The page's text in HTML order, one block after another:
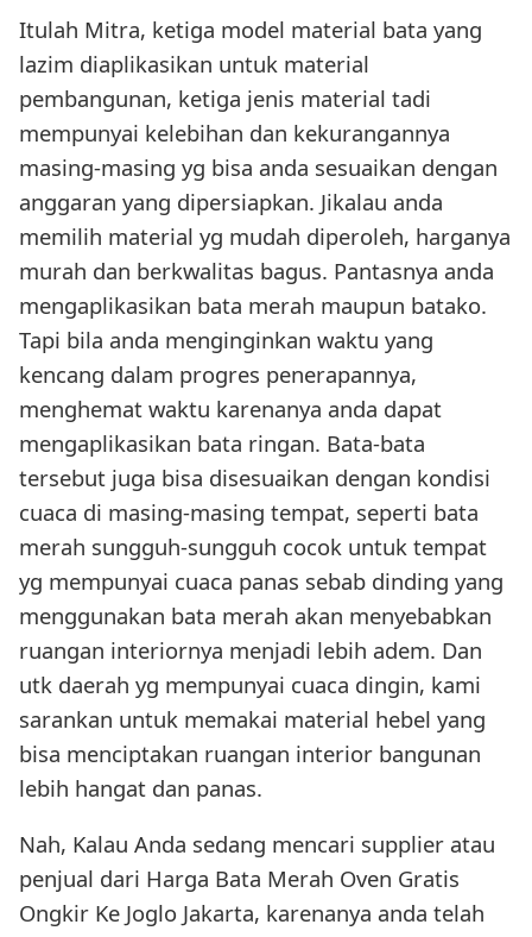
Itulah Mitra, ketiga model material bata yang
lazim diaplikasikan untuk material
pembangunan, ketiga jenis material tadi
mempunyai kelebihan dan kekurangannya
masing-masing yg bisa anda sesuaikan dengan
anggaran yang dipersiapkan. Jikalau anda
memilih material yg mudah diperoleh, harganya
murah dan berkwalitas bagus. Pantasnya anda
mengaplikasikan bata merah maupun batako.
Tapi bila anda menginginkan waktu yang
kencang dalam progres penerapannya,
menghemat waktu karenanya anda dapat
mengaplikasikan bata ringan. Bata-bata
tersebut juga bisa disesuaikan dengan kondisi
cuaca di masing-masing tempat, seperti bata
merah sungguh-sungguh cocok untuk tempat
yg mempunyai cuaca panas sebab dinding yang
menggunakan bata merah akan menyebabkan
ruangan interiornya menjadi lebih adem. Dan
utk daerah yg mempunyai cuaca dingin, kami
sarankan untuk memakai material hebel yang
bisa menciptakan ruangan interior bangunan
lebih hangat dan panas.
Nah, Kalau Anda sedang mencari supplier atau
penjual dari Harga Bata Merah Oven Gratis
Ongkir Ke Joglo Jakarta, karenanya anda telah